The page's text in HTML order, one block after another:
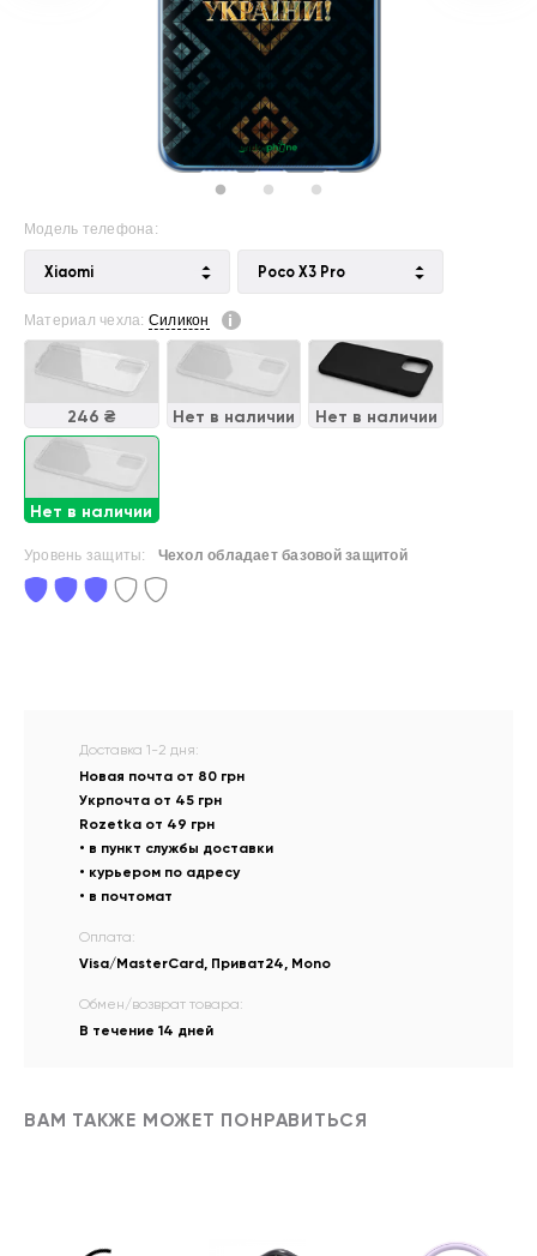
Модель телефона:
Xiaomi Poco X3 Pro
Материал чехла: Силикон
246 ₴ Нет в наличии Нет в наличии
Нет в наличии
Уровень защиты: Чехол обладает базовой защитой
Доставка 1-2 дня:
Новая почта от 80 грн
Укрпочта от 45 грн
Rozetka от 49 грн
• в пункт службы доставки
• курьером по адресу
• в почтомат
Оплата:
Visa/MasterCard, Приват24, Mono
Обмен/возврат товара:
В течение 14 дней
ВАМ ТАКЖЕ МОЖЕТ ПОНРАВИТЬСЯ